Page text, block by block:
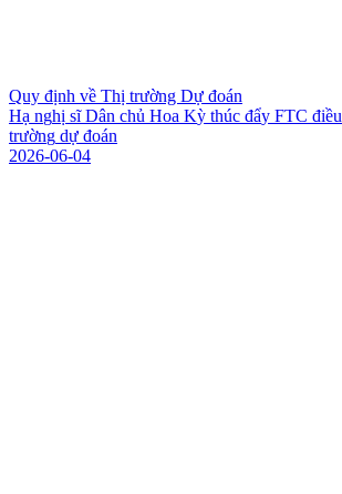
Quy định về Thị trường Dự đoán
Hạ nghị sĩ Dân chủ Hoa Kỳ thúc đẩy FTC điều
trường dự đoán
2026-06-04